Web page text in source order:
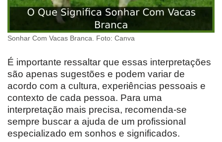
Sonhar Com Vacas Branca. Foto: Canva
É importante ressaltar que essas interpretações
são apenas sugestões e podem variar de
acordo com a cultura, experiências pessoais e
contexto de cada pessoa. Para uma
interpretação mais precisa, recomenda-se
sempre buscar a ajuda de um profissional
especializado em sonhos e significados.